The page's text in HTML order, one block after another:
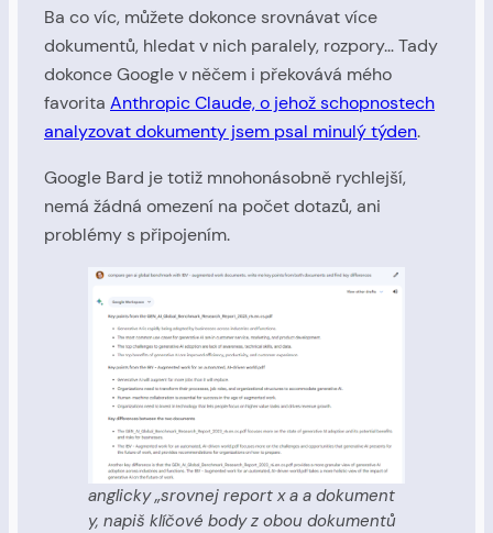
Ba co víc, můžete dokonce srovnávat více
dokumentů, hledat v nich paralely, rozpory… Tady
dokonce Google v něčem i překovává mého
favorita Anthropic Claude, o jehož schopnostech
analyzovat dokumenty jsem psal minulý týden.
Google Bard je totiž mnohonásobně rychlejší,
nemá žádná omezení na počet dotazů, ani
problémy s připojením.
anglicky „srovnej report x a a dokument
y, napiš klíčové body z obou dokumentů